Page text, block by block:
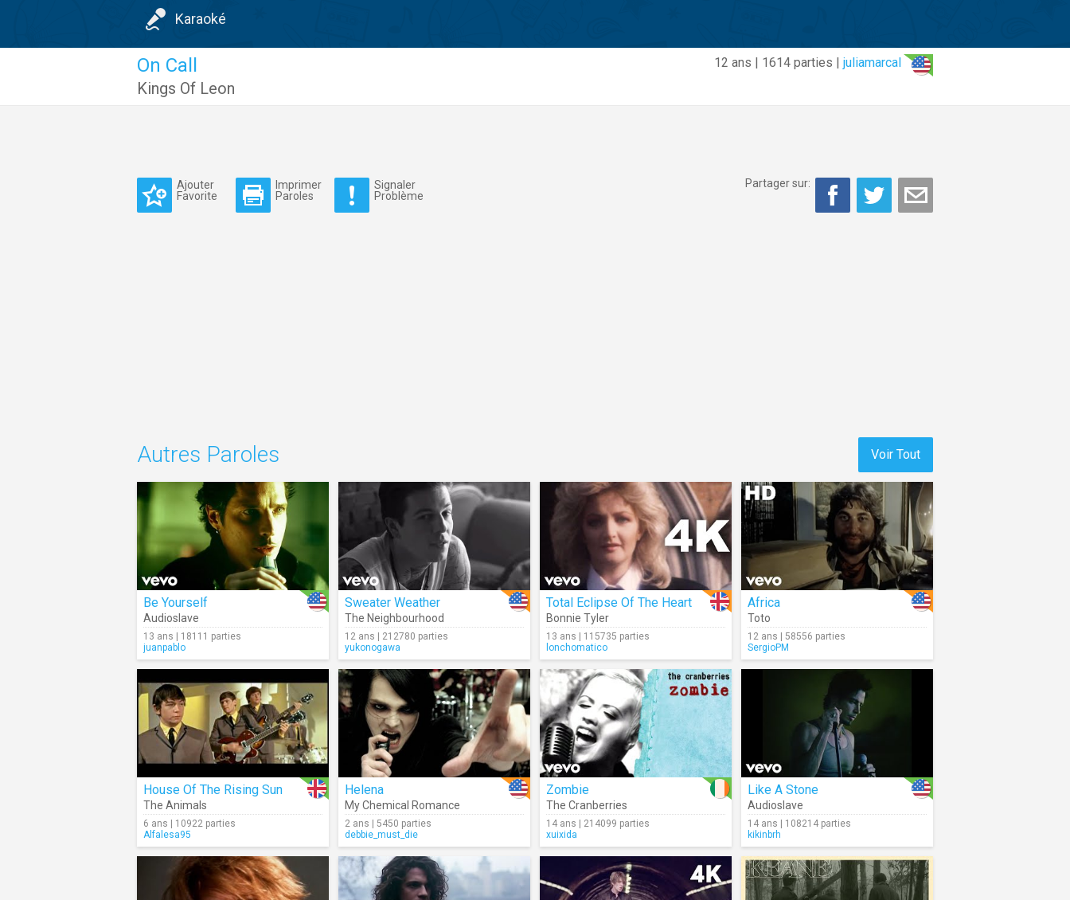
Karaoké
12 ans | 1614 parties | juliamarcal
On Call
Kings Of Leon
Ajouter
Favorite
Imprimer
Paroles
Signaler
Problème
Partager sur:
Voir Tout
Autres Paroles
Be Yourself
Audioslave
13 ans | 18111 parties
juanpablo
Sweater Weather
The Neighbourhood
12 ans | 212780 parties
yukonogawa
Total Eclipse Of The Heart
Bonnie Tyler
13 ans | 115735 parties
lonchomatico
Africa
Toto
12 ans | 58556 parties
SergioPM
House Of The Rising Sun
The Animals
6 ans | 10922 parties
Alfalesa95
Helena
My Chemical Romance
2 ans | 5450 parties
debbie_must_die
Zombie
The Cranberries
14 ans | 214099 parties
xuixida
Like A Stone
Audioslave
14 ans | 108214 parties
kikinbrh